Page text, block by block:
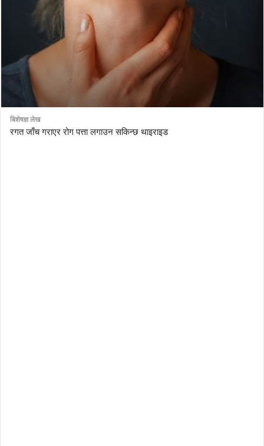
बिशेषज्ञ लेख
रगत जाँच गराएर रोग पत्ता लगाउन सकिन्छ थाइराइड